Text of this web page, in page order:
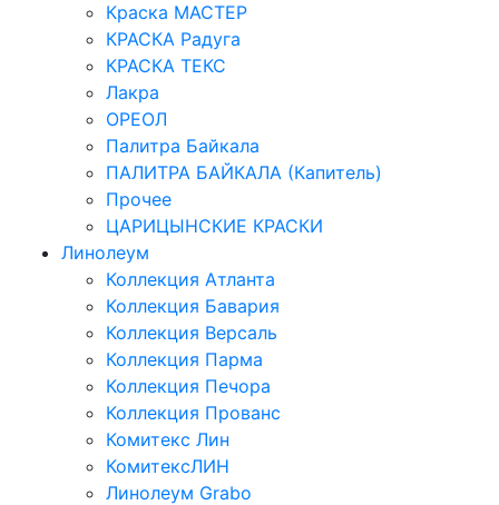
Краска МАСТЕР
КРАСКА Радуга
КРАСКА ТЕКС
Лакра
ОРЕОЛ
Палитра Байкала
ПАЛИТРА БАЙКАЛА (Капитель)
Прочее
ЦАРИЦЫНСКИЕ КРАСКИ
Линолеум
Коллекция Атланта
Коллекция Бавария
Коллекция Версаль
Коллекция Парма
Коллекция Печора
Коллекция Прованс
Комитекс Лин
КомитексЛИН
Линолеум Grabo